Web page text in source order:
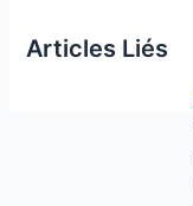
Articles Liés